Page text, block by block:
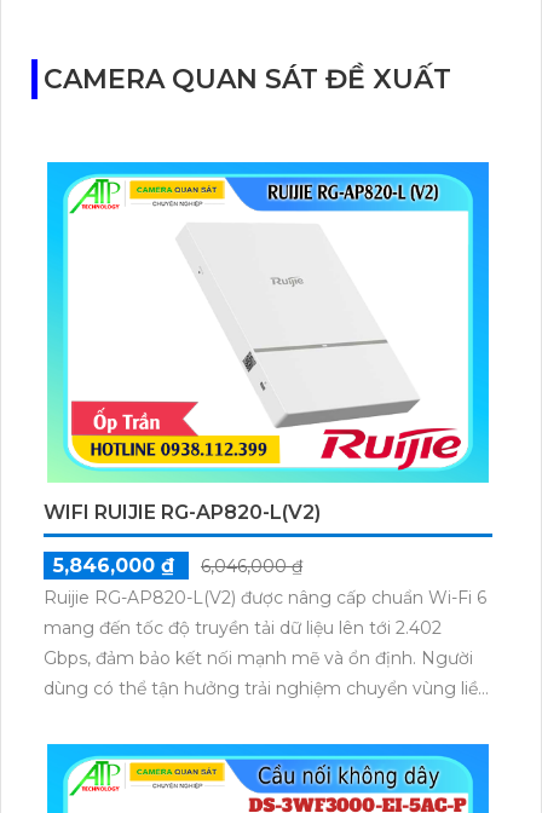
và điện thoại IP một cách hiệu quả. Bộ chia mạng
này cung cấp hiệu suất tốt, ổn định và độ tin cậy cao,
thống mạng công nghiệp và doanh nghiệp.
CAMERA QUAN SÁT ĐỀ XUẤT
WIFI RUIJIE RG-AP820-L(V2)
5,846,000 ₫
6,046,000 ₫
Ruijie RG-AP820-L(V2) được nâng cấp chuẩn Wi-Fi 6
mang đến tốc độ truyền tải dữ liệu lên tới 2.402
Gbps, đảm bảo kết nối mạnh mẽ và ổn định. Người
dùng có thể tận hưởng trải nghiệm chuyển vùng liền
chuyển trong không gian rộng.